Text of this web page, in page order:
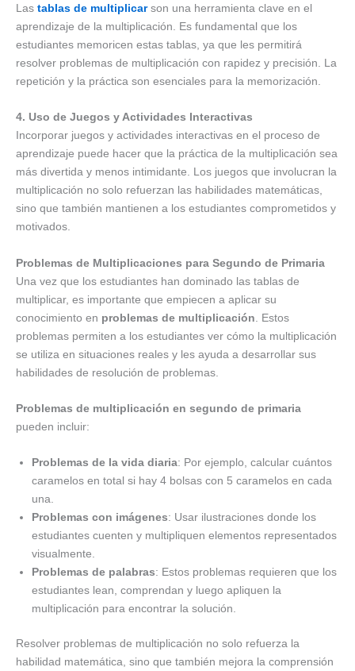
Las tablas de multiplicarson una herramienta clave en el
aprendizaje de la multiplicación. Es fundamental que los
estudiantes memoricen estas tablas, ya que les permitirá
resolver problemas de multiplicación con rapidez y precisión. La
repetición y la práctica son esenciales para la memorización.
4. Uso de Juegos y Actividades Interactivas
Incorporar juegos y actividades interactivas en el proceso de
aprendizaje puede hacer que la práctica de la multiplicación sea
más divertida y menos intimidante. Los juegos que involucran la
multiplicación no solo refuerzan las habilidades matemáticas,
sino que también mantienen a los estudiantes comprometidos y
motivados.
Problemas de Multiplicaciones para Segundo de Primaria
Una vez que los estudiantes han dominado las tablas de
multiplicar, es importante que empiecen a aplicar su
conocimiento en problemas de multiplicación . Estos
problemas permiten a los estudiantes ver cómo la multiplicación
se utiliza en situaciones reales y les ayuda a desarrollar sus
habilidades de resolución de problemas.
Problemas de multiplicación en segundo de primaria
pueden incluir:
Problemas de la vida diaria: Por ejemplo, calcular cuántos
caramelos en total si hay 4 bolsas con 5 caramelos en cada
una.
Problemas con imágenes: Usar ilustraciones donde los
estudiantes cuenten y multipliquen elementos representados
visualmente.
Problemas de palabras: Estos problemas requieren que los
estudiantes lean, comprendan y luego apliquen la
multiplicación para encontrar la solución.
Resolver problemas de multiplicación no solo refuerza la
habilidad matemática, sino que también mejora la comprensión